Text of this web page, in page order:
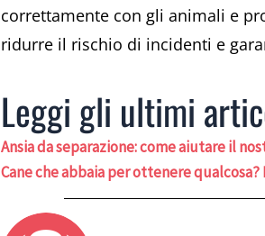
correttamente con gli animali e
ridurre il rischio di incidenti e
Leggi gli ultimi
Ansia da separazione: come aiutare il
Cane che abbaia per ottenere qualcosa?